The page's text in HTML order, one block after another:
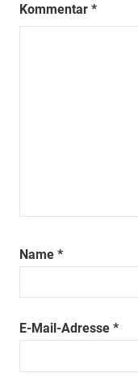
Kommentar *
Name *
E-Mail-Adresse *